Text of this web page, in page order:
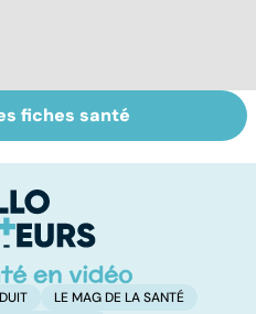
Intestin irritable :
le régime
solution ?
fiches santé
LE MAG DE LA SANTÉ